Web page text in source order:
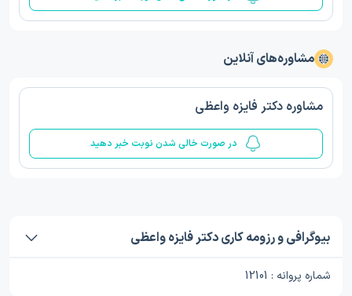
مشاوره‌های آنلاین
مشاوره دکتر فایزه واعظی
در صورت خالی شدن نوبت خبر دهید
بیوگرافی و رزومه کاری دکتر فایزه واعظی
شماره پروانه : 12101